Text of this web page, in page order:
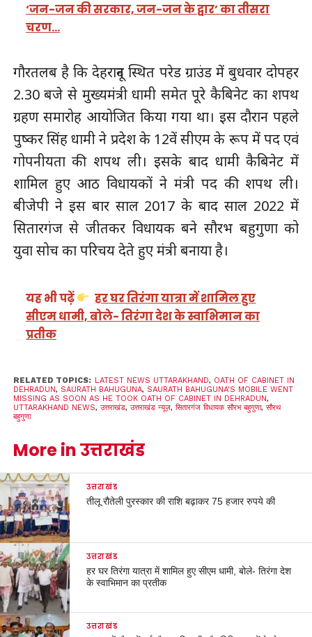
‘जन-जन की सरकार, जन-जन के द्वार’ का तीसरा
चरण…
गौरतलब है कि देहरादून स्थित परेड ग्राउंड में बुधवार दोपहर
2.30 बजे से मुख्यमंत्री धामी समेत पूरे कैबिनेट का शपथ
ग्रहण समारोह आयोजित किया गया था। इस दौरान पहले
पुष्कर सिंह धामी ने प्रदेश के 12वें सीएम के रूप में पद एवं
गोपनीयता की शपथ ली। इसके बाद धामी कैबिनेट में
शामिल हुए आठ विधायकों ने मंत्री पद की शपथ ली।
बीजेपी ने इस बार साल 2017 के बाद साल 2022 में
सितारगंज से जीतकर विधायक बने सौरभ बहुगुणा को
युवा सोच का परिचय देते हुए मंत्री बनाया है।
यह भी पढ़ें
हर घर तिरंगा यात्रा में शामिल हुए
सीएम धामी, बोले- तिरंगा देश के स्वाभिमान का
प्रतीक
RELATED TOPICS: LATEST NEWS UTTARAKHAND, OATH OF CABINET IN
DEHRADUN, SAURATH BAHUGUNA, SAURATH BAHUGUNA'S MOBILE WENT
MISSING AS SOON AS HE TOOK OATH OF CABINET IN DEHRADUN,
UTTARAKHAND NEWS, उत्तराखंड, उत्तराखंड न्यूज़, सितारगंज विधायक सौरभ बहुगुणा, सौरथ
बहुगुणा
More in उत्तराखंड
उत्तराखंड
तीलू रौतेली पुरस्कार की राशि बढ़ाकर 75 हजार रुपये की
उत्तराखंड
हर घर तिरंगा यात्रा में शामिल हुए सीएम धामी, बोले- तिरंगा देश
के स्वाभिमान का प्रतीक
उत्तराखंड